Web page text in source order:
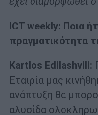
ICT weekly: Ποια
πραγματικότητα
Kartlos Edilashvili:
Εταιρία μας
ανάπτυξη θα
αλυσίδα